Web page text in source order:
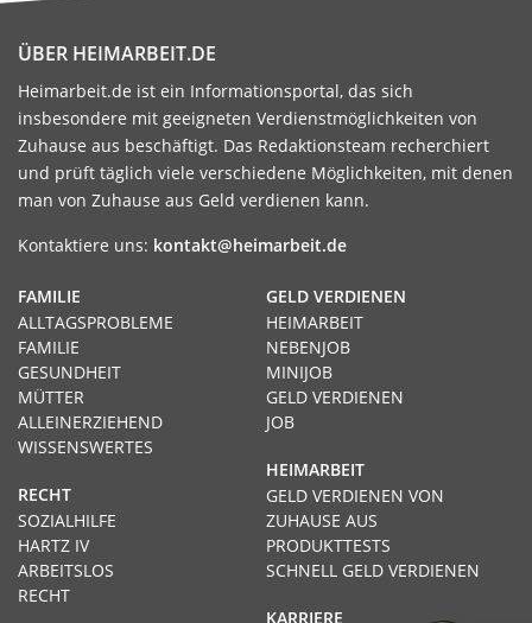
ÜBER HEIMARBEIT.DE
Heimarbeit.de ist ein Informationsportal, das sich
insbesondere mit geeigneten Verdienstmöglichkeiten von
Zuhause aus beschäftigt. Das Redaktionsteam recherchiert
und prüft täglich viele verschiedene Möglichkeiten, mit denen
man von Zuhause aus Geld verdienen kann.
Kontaktiere uns: kontakt@heimarbeit.de
GELD VERDIENEN
HEIMARBEIT
NEBENJOB
MINIJOB
GELD VERDIENEN
JOB
HEIMARBEIT
GELD VERDIENEN VON
ZUHAUSE AUS
PRODUKTTESTS
SCHNELL GELD VERDIENEN
KARRIERE
FAMILIE
ALLTAGSPROBLEME
FAMILIE
GESUNDHEIT
MÜTTER
ALLEINERZIEHEND
WISSENSWERTES
RECHT
SOZIALHILFE
HARTZ IV
ARBEITSLOS
RECHT